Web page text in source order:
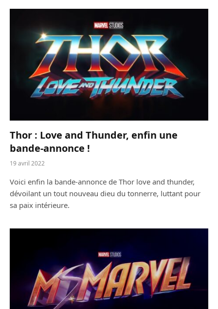
Thor : Love and Thunder, enfin une
bande-annonce !
19 avril 2022
Voici enfin la bande-annonce de Thor love and thunder,
dévoilant un tout nouveau dieu du tonnerre, luttant pour
sa paix intérieure.